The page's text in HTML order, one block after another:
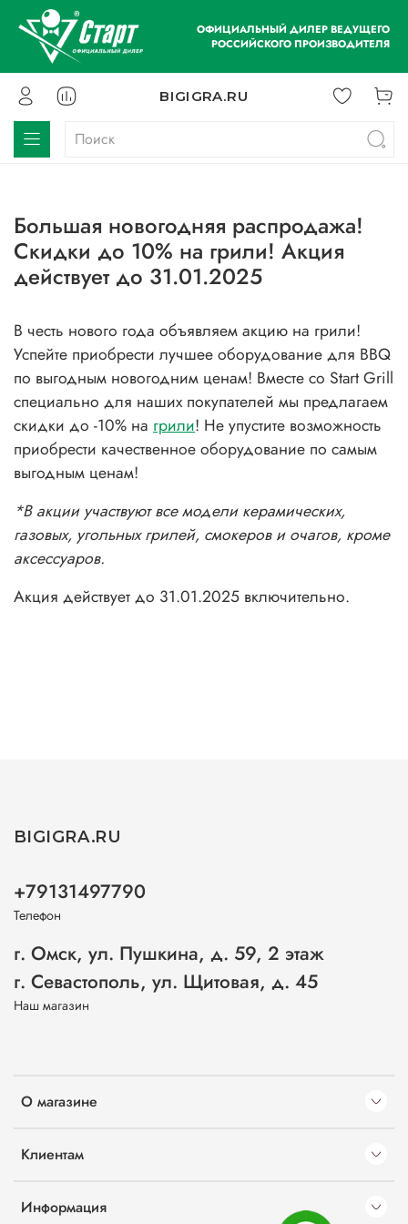
ОФИЦИАЛЬНЫЙ ДИЛЕР ВЕДУЩЕГО
РОССИЙСКОГО ПРОИЗВОДИТЕЛЯ
BIGIGRA.RU
Большая новогодняя распродажа!
Скидки до 10% на грили! Акция
действует до 31.01.2025
В честь нового года объявляем акцию на грили!
Успейте приобрести лучшее оборудование для BBQ
по выгодным новогодним ценам! Вместе со Start Grill
специально для наших покупателей мы предлагаем
скидки до -10% на грили! Не упустите возможность
приобрести качественное оборудование по самым
выгодным ценам!
*В акции участвуют все модели керамических,
газовых, угольных грилей, смокеров и очагов, кроме
аксессуаров.
Акция действует до 31.01.2025 включительно.
О магазине
Клиентам
Информация
BIGIGRA.RU
+79131497790
Телефон
г. Омск, ул. Пушкина, д. 59, 2 этаж
г. Севастополь, ул. Щитовая, д. 45
Наш магазин